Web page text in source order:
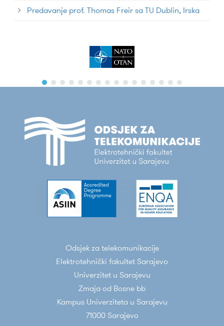
Predavanje prof. Thomas Freir sa TU Dublin, Irska
Odsjek za telekomunikacije
Elektrotehnički fakultet Sarajevo
Univerzitet u Sarajevu
Zmaja od Bosne bb
Kampus Univerziteta u Sarajevu
71000 Sarajevo